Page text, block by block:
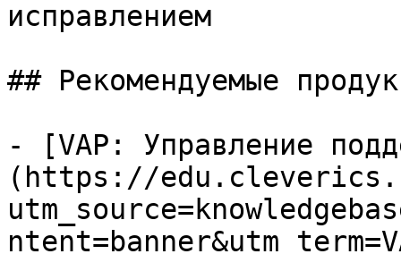
исправлением
## Рекомендуемые
- [VAP: Управление
(https://